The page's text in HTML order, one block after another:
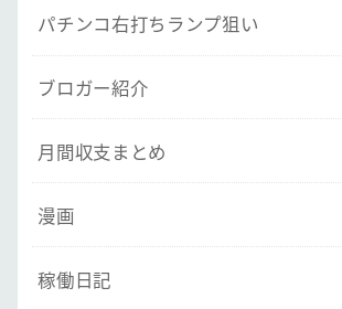
パチンコ右打ちランプ狙い
ブロガー紹介
月間収支まとめ
漫画
稼働日記